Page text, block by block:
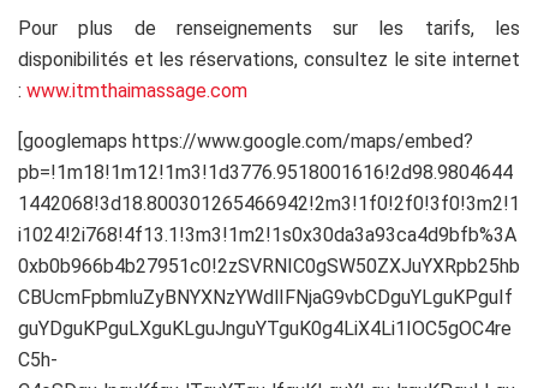
Pour plus de renseignements sur les tarifs, les
disponibilités et les réservations, consultez le site internet
: www.itmthaimassage.com
[googlemaps https://www.google.com/maps/embed?
pb=!1m18!1m12!1m3!1d3776.9518001616!2d98.9804644
1442068!3d18.800301265466942!2m3!1f0!2f0!3f0!3m2!1
i1024!2i768!4f13.1!3m3!1m2!1s0x30da3a93ca4d9bfb%3A
0xb0b966b4b27951c0!2zSVRNIC0gSW50ZXJuYXRpb25hb
CBUcmFpbmluZyBNYXNzYWdlIFNjaG9vbCDguYLguKPguIf
guYDguKPguLXguKLguJnguYTguK0g4LiX4Li1IOC5gOC4re
C5h-